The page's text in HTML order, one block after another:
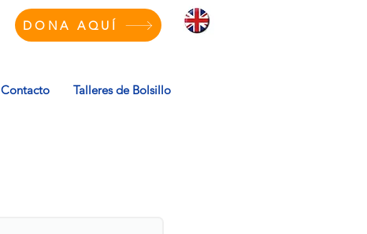
DONA AQUÍ
Contacto Talleres de Bolsillo